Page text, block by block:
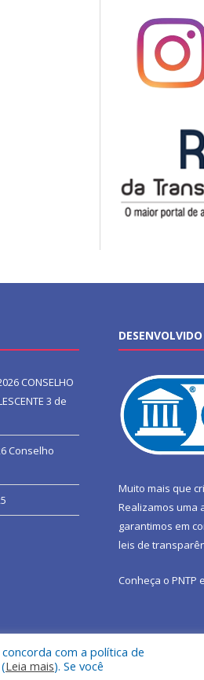
CONSELHO
3 de
Conselho
Muito mais que
Realizamos uma
garantimos em
leis de
Conheça o PNTP
Mapa do Site
com a política de
Leia mais). Se você